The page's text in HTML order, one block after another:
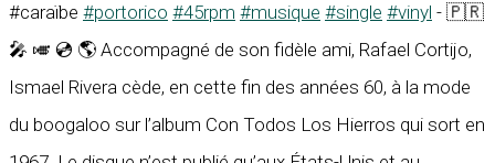
#caraïbe #portorico #45rpm #musique #single #vinyl - 🇵🇷
🎤 🎺 💿 🌎 Accompagné de son fidèle ami, Rafael Cortijo,
Ismael Rivera cède, en cette fin des années 60, à la mode
du boogaloo sur l’album Con Todos Los Hierros qui sort en